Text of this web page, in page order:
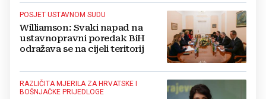
POSJET USTAVNOM SUDU
Williamson: Svaki napad na
ustavnopravni poredak BiH
odražava se na cijeli teritorij
RAZLIČITA MJERILA ZA HRVATSKE I
BOŠNJAČKE PRIJEDLOGE